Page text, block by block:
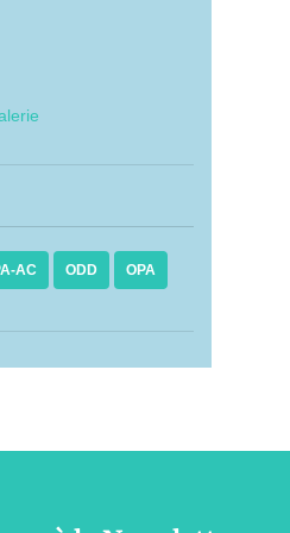
AC ODD OPA